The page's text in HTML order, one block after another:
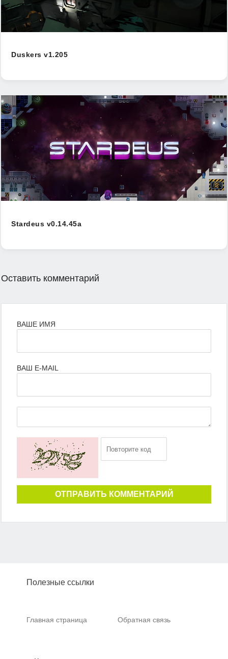
Duskers v1.205
Stardeus v0.14.45a
Оставить комментарий
ВАШЕ ИМЯ
ВАШ E-MAIL
ОТПРАВИТЬ КОММЕНТАРИЙ
Полезные ссылки
Главная страница Обратная связь